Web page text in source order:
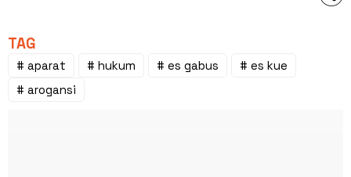
TAG
# aparat # hukum # es gabus
# es kue
# arogansi